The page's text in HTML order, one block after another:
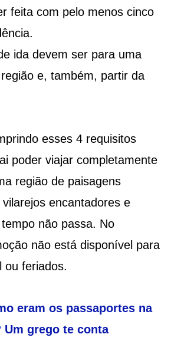
feita com pelo menos cinco
ida devem ser para uma
e, também, partir da
esses 4 requisitos
poder viajar completamente
região de paisagens
encantadores e
não passa. No
não está disponível para
ou feriados.
eram os passaportes na
Um grego te conta